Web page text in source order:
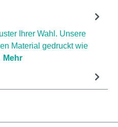
Ihrer Wahl. Unsere
Material gedruckt wie
Mehr